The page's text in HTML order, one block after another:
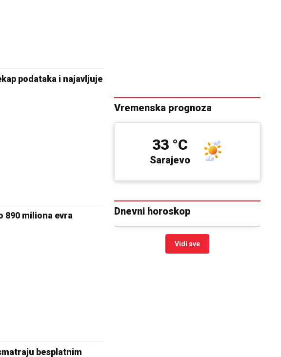
podataka i najavljuje
890 miliona evra
besplatnim
Vremenska prognoza
Sarajevo
33 °C
Dnevni horoskop
Vidi sve